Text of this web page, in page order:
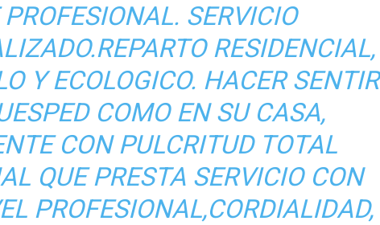
PROFESIONAL. SERVICIO
RESIDENCIAL,
Y ECOLOGICO. HACER SENTIR
COMO EN SU CASA,
CON PULCRITUD TOTAL
QUE PRESTA SERVICIO CON
PROFESIONAL,CORDIALIDAD,